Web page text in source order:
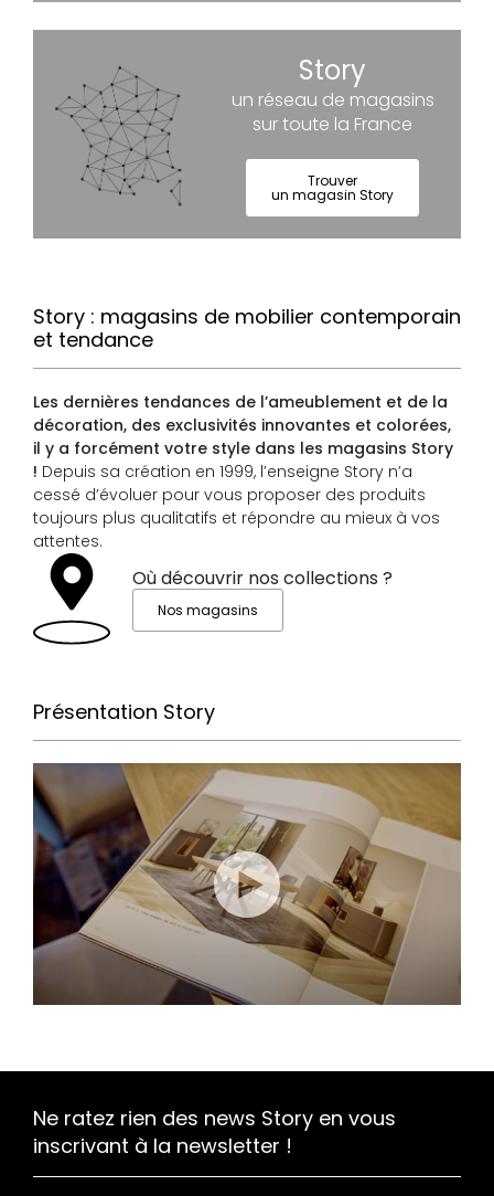
Story
un réseau de magasins
sur toute la France
Trouver
un magasin Story
Story : magasins de mobilier contemporain
et tendance
Les dernières tendances de l’ameublement et de la
décoration, des exclusivités innovantes et colorées,
il y a forcément votre style dans les magasins Story
! Depuis sa création en 1999, l’enseigne Story n’a
cessé d’évoluer pour vous proposer des produits
toujours plus qualitatifs et répondre au mieux à vos
attentes.
Où découvrir nos collections ?
Nos magasins
Présentation Story
Ne ratez rien des news Story en vous
inscrivant à la newsletter !